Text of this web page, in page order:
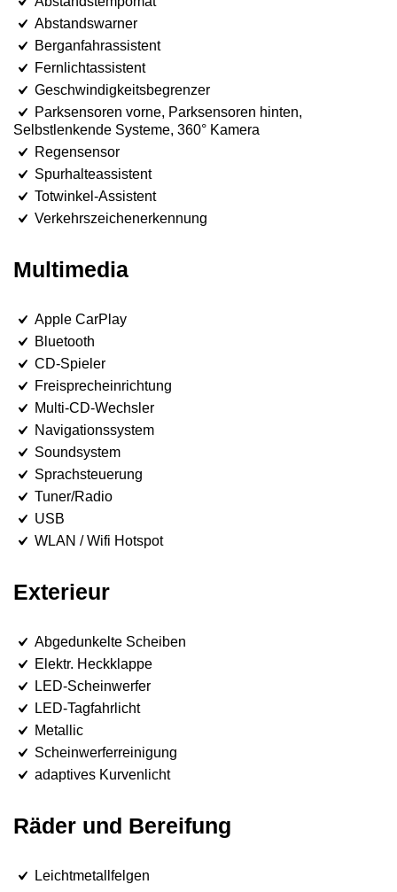
Abstandswarner
Berganfahrassistent
Fernlichtassistent
Geschwindigkeitsbegrenzer
Parksensoren vorne, Parksensoren hinten,
Selbstlenkende Systeme, 360° Kamera
Regensensor
Spurhalteassistent
Totwinkel-Assistent
Verkehrszeichenerkennung
Multimedia
Apple CarPlay
Bluetooth
CD-Spieler
Freisprecheinrichtung
Multi-CD-Wechsler
Navigationssystem
Soundsystem
Sprachsteuerung
Tuner/Radio
USB
WLAN / Wifi Hotspot
Exterieur
Abgedunkelte Scheiben
Elektr. Heckklappe
LED-Scheinwerfer
LED-Tagfahrlicht
Metallic
Scheinwerferreinigung
adaptives Kurvenlicht
Räder und Bereifung
Leichtmetallfelgen